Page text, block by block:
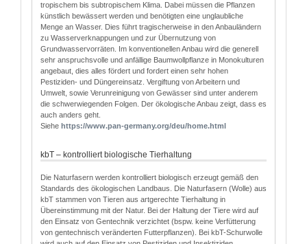
tropischem bis subtropischem Klima. Dabei müssen die Pflanzen
künstlich bewässert werden und benötigten eine unglaubliche
Menge an Wasser. Dies führt tragischerweise in den Anbauländern
zu Wasserverknappungen und zur Übernutzung von
Grundwasservorräten. Im konventionellen Anbau wird die generell
sehr anspruchsvolle und anfällige Baumwollpflanze in Monokulturen
angebaut, dies alles fördert und fordert einen sehr hohen
Pestiziden- und Düngereinsatz. Vergiftung von Arbeitern und
Umwelt, sowie Verunreinigung von Gewässer sind unter anderem
die schwerwiegenden Folgen. Der ökologische Anbau zeigt, dass es
auch anders geht.
Siehe https://www.pan-germany.org/deu/home.html
kbT – kontrolliert biologische Tierhaltung
Die Naturfasern werden kontrolliert biologisch erzeugt gemäß den
Standards des ökologischen Landbaus. Die Naturfasern (Wolle) aus
kbT stammen von Tieren aus artgerechte Tierhaltung in
Übereinstimmung mit der Natur. Bei der Haltung der Tiere wird auf
den Einsatz von Gentechnik verzichtet (bspw. keine Verfütterung
von gentechnisch veränderten Futterpflanzen). Bei kbT-Schurwolle